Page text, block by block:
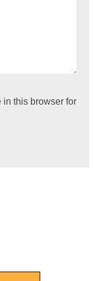
in this browser for